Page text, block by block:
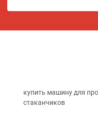
купить машину для
стаканчиков